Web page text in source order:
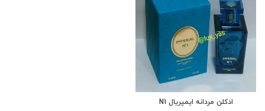
ادکلن مردانه ایمپریال N1